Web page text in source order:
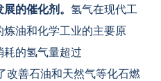
的催化剂。 氢气在现代工
油和化学工业的主要原
耗的氢气量超过
改善石油和天然气等化石燃